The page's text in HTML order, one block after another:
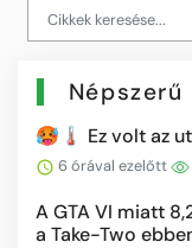
Népszerű
🥵🌡️ Ez volt az
6 órával ezelőtt
A GTA VI miatt
a Take-Two